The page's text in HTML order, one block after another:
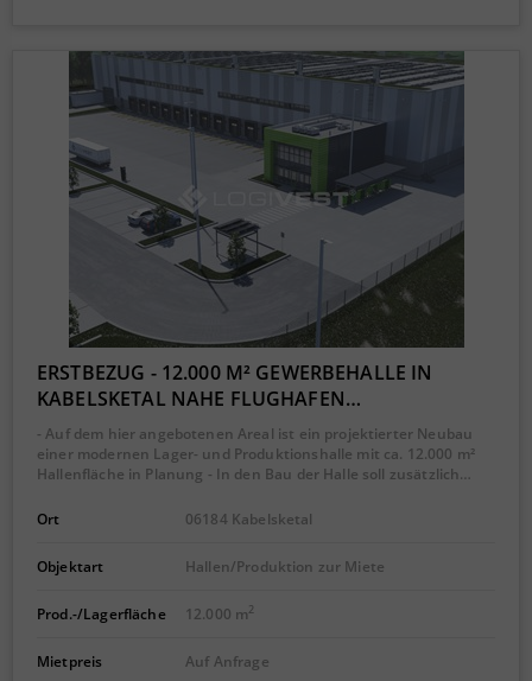
ERSTBEZUG - 12.000 M² GEWERBEHALLE IN
KABELSKETAL NAHE FLUGHAFEN…
- Auf dem hier angebotenen Areal ist ein projektierter Neubau
einer modernen Lager- und Produktionshalle mit ca. 12.000 m²
Hallenfläche in Planung - In den Bau der Halle soll zusätzlich…
Ort 06184 Kabelsketal
Objektart Hallen/Produktion zur Miete
Prod.-/Lagerfläche 12.000 m2
Mietpreis Auf Anfrage